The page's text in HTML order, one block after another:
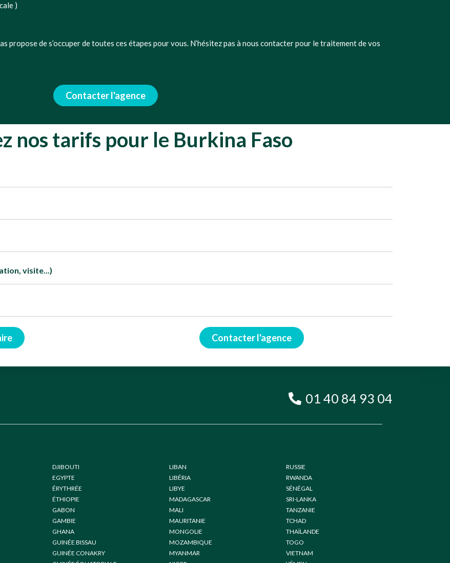
)
propose de s’occuper de toutes ces étapes pour vous. N’hésitez pas à nous contacter pour le traitement de vos
Contacter l'agence
nos tarifs pour le Burkina Faso
visite...)
Contacter l'agence
01 40 84 93 04
DJIBOUTI
EGYPTE
ÉRYTHRÉE
ÉTHIOPIE
GABON
GAMBIE
GHANA
GUINÉE BISSAU
GUINÉE CONAKRY
LIBAN
LIBÉRIA
LIBYE
MADAGASCAR
MALI
MAURITANIE
MONGOLIE
MOZAMBIQUE
MYANMAR
RUSSIE
RWANDA
SÉNÉGAL
SRI-LANKA
TANZANIE
TCHAD
THAÏLANDE
TOGO
VIETNAM